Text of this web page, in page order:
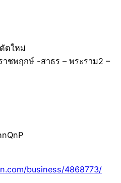
ดใหม่
าชพฤกษ์ -สาธร – พระราม2 –
business/4868773/